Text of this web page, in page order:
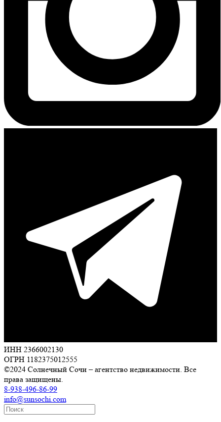
ИНН 2366002130
ОГРН 1182375012555
©2024 Солнечный Сочи – агентство недвижимости. Все
права защищены.
8-938-496-86-99
info@sunsochi.com